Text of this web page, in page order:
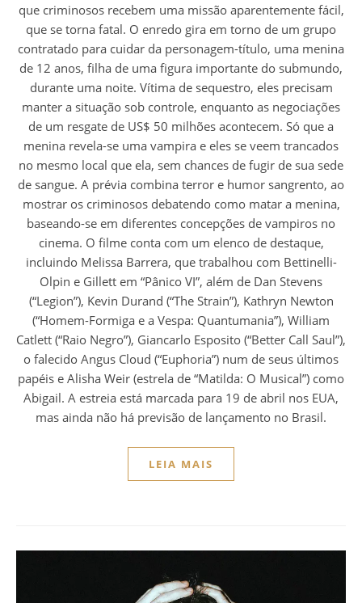
que criminosos recebem uma missão aparentemente fácil,
que se torna fatal. O enredo gira em torno de um grupo
contratado para cuidar da personagem-título, uma menina
de 12 anos, filha de uma figura importante do submundo,
durante uma noite. Vítima de sequestro, eles precisam
manter a situação sob controle, enquanto as negociações
de um resgate de US$ 50 milhões acontecem. Só que a
menina revela-se uma vampira e eles se veem trancados
no mesmo local que ela, sem chances de fugir de sua sede
de sangue. A prévia combina terror e humor sangrento, ao
mostrar os criminosos debatendo como matar a menina,
baseando-se em diferentes concepções de vampiros no
cinema. O filme conta com um elenco de destaque,
incluindo Melissa Barrera, que trabalhou com Bettinelli-
Olpin e Gillett em “Pânico VI”, além de Dan Stevens
(“Legion”), Kevin Durand (“The Strain”), Kathryn Newton
(“Homem-Formiga e a Vespa: Quantumania”), William
Catlett (“Raio Negro”), Giancarlo Esposito (“Better Call Saul”),
o falecido Angus Cloud (“Euphoria”) num de seus últimos
papéis e Alisha Weir (estrela de “Matilda: O Musical”) como
Abigail. A estreia está marcada para 19 de abril nos EUA,
mas ainda não há previsão de lançamento no Brasil.
LEIA MAIS